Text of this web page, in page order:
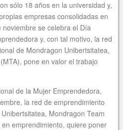
sólo 18 años en la universidad y,
empresas consolidadas en
se celebra el Día
y, con tal motivo, la red
de Mondragon Unibertsitatea,
pone en valor el trabajo
de la Mujer Emprendedora,
la red de emprendimiento
Mondragon Team
emprendimiento, quiere poner